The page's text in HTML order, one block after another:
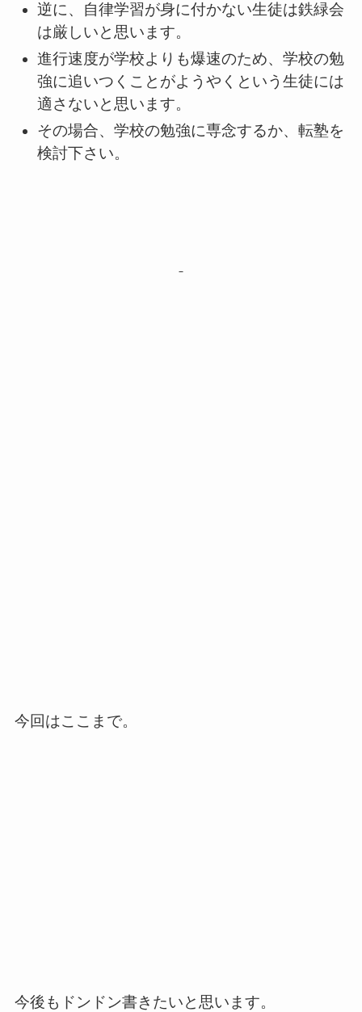
逆に、自律学習が身に付かない生徒は鉄緑会
は厳しいと思います。
進行速度が学校よりも爆速のため、学校の勉
強に追いつくことがようやくという生徒には
適さないと思います。
その場合、学校の勉強に専念するか、転塾を
検討下さい。
今回はここまで。
今後もドンドン書きたいと思います。